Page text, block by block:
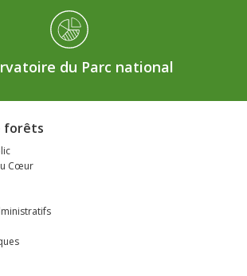
du Parc national
forêts
Cœur